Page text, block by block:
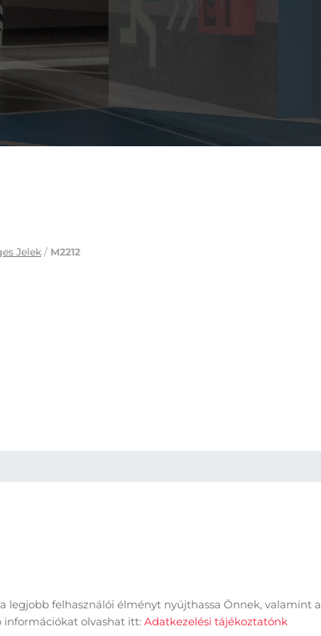
Jelek / M2212
tájékoztató Impresszum
Sütik kezelése
legjobb felhasználói élményt nyújthassa Önnek, valamint a
olvashat itt: Adatkezelési tájékoztatónk